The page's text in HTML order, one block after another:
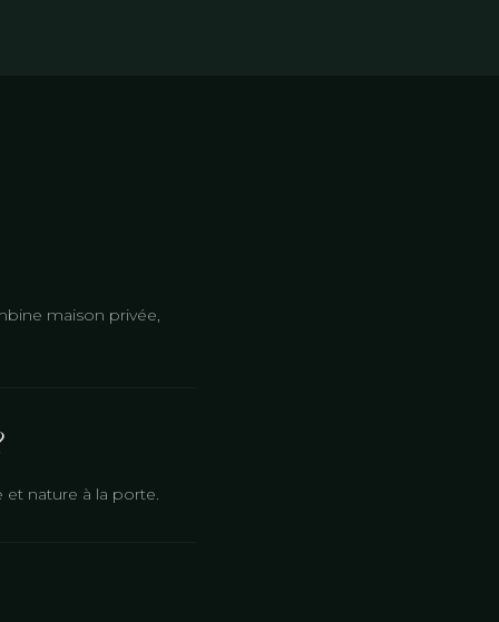
maison privée,
nature à la porte.